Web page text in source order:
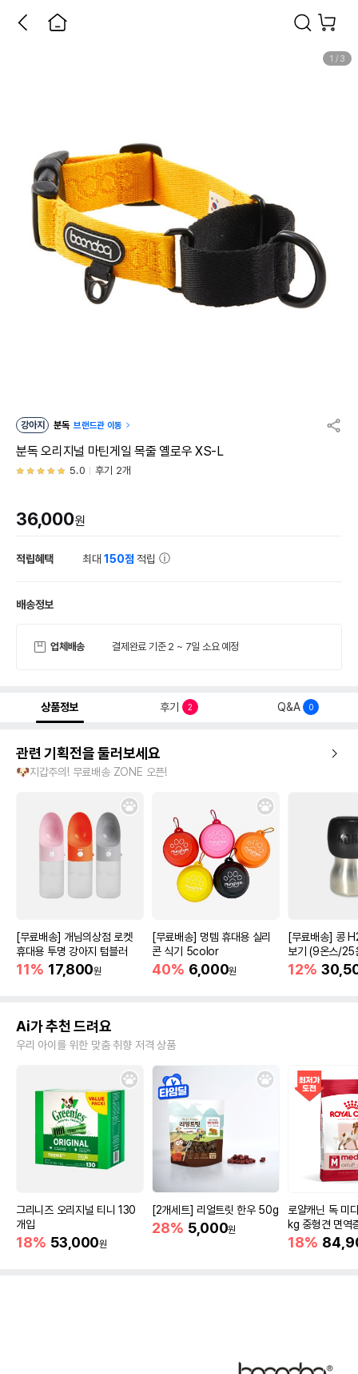
1 / 3
강아지 분독 브랜드관 이동
분독 오리지널 마틴게일 목줄 옐로우 XS-L
5.0 후기 2개
36,000원
적립혜택 최대150점 적립
배송정보
업체배송 결제완료 기준 2 ~ 7일 소요 예정
상품정보 후기 2 Q&A 0
관련 기획전을 둘러보세요
🐶지갑주의! 무료배송 ZONE 오픈!
[무료배송] 개님의상점 로켓
휴대용 투명 강아지 텀블러
11% 17,800원
[무료배송] 멍템 휴대용 실리
콘 식기 5color
40% 6,000원
[무료배송] 콩
보기 (9온스/25
12%
Ai가 추천 드려요
우리 아이를 위한 맞춤 취향 저격 상품
그리니즈 오리지널 티니 130
개입
18% 53,000원
[2개세트] 리얼트릿 한우 50g
28% 5,000원
로얄캐닌 독 미
kg 중형견 면역
18%